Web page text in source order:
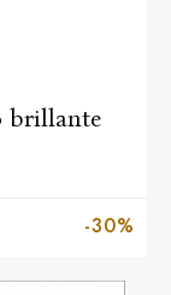
brillante
-30%